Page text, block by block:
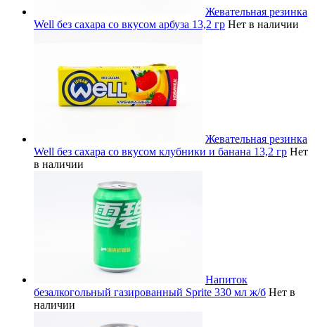
Жевательная резинка
Well без сахара со вкусом арбуза 13,2 гр Нет в наличии
Жевательная резинка
Well без сахара со вкусом клубники и банана 13,2 гр Нет
в наличии
Напиток
безалкогольный газированный Sprite 330 мл ж/б Нет в
наличии